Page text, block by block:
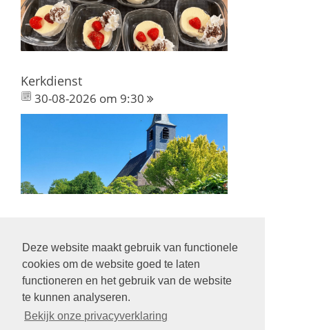
Deze website maakt gebruik van functionele
cookies om de website goed te laten
functioneren en het gebruik van de website
te kunnen analyseren.
Bekijk onze privacyverklaring
Kerkdienst
30-08-2026 om 9:30
Volg ons op: